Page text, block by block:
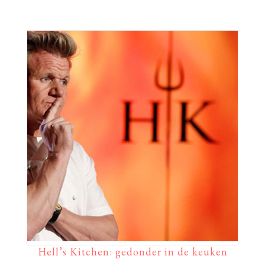
Hell’s Kitchen: gedonder in de keuken